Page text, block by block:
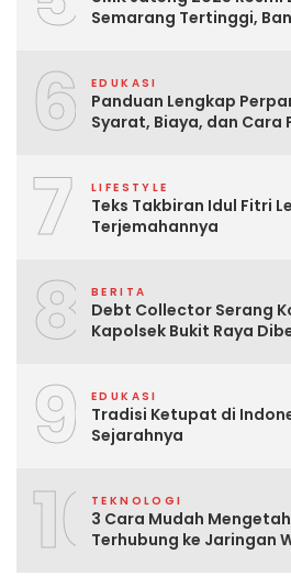
Semarang Tertinggi,
6 EDUKASI
Panduan Lengkap
Syarat, Biaya, dan Cara
7 LIFESTYLE
Teks Takbiran Idul Fitri
Terjemahannya
8 BERITA
Debt Collector Serang
Kapolsek Bukit Raya
9 EDUKASI
Tradisi Ketupat di
Sejarahnya
10TEKNOLOGI
3 Cara Mudah
Terhubung ke Jaringan